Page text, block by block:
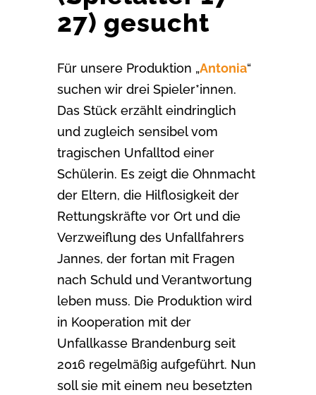
27) gesucht
Für unsere Produktion „Antonia“
suchen wir drei Spieler*innen.
Das Stück erzählt eindringlich
und zugleich sensibel vom
tragischen Unfalltod einer
Schülerin. Es zeigt die Ohnmacht
der Eltern, die Hilflosigkeit der
Rettungskräfte vor Ort und die
Verzweiflung des Unfallfahrers
Jannes, der fortan mit Fragen
nach Schuld undVerantwortung
leben muss. Die Produktion wird
in Kooperation mit der
Unfallkasse Brandenburg seit
2016 regelmäßig aufgeführt. Nun
soll sie mit einem neu besetzten